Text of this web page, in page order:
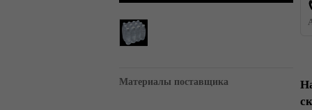
Материалы поставщика